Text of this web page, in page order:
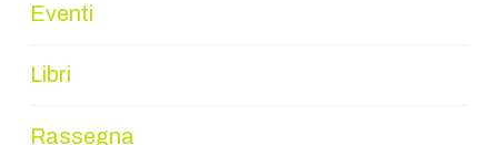
Eventi
Libri
Rassegna